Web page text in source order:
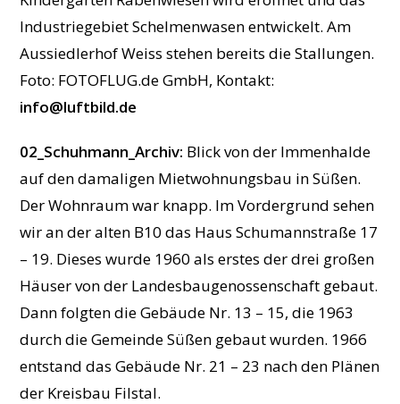
Industriegebiet Schelmenwasen entwickelt. Am
Aussiedlerhof Weiss stehen bereits die Stallungen.
Foto: FOTOFLUG.de GmbH, Kontakt:
info@luftbild.de
02_Schuhmann_Archiv: Blick von der Immenhalde
auf den damaligen Mietwohnungsbau in Süßen.
Der Wohnraum war knapp. Im Vordergrund sehen
wir an der alten B10 das Haus Schumannstraße 17
– 19. Dieses wurde 1960 als erstes der drei großen
Häuser von der Landesbaugenossenschaft gebaut.
Dann folgten die Gebäude Nr. 13 – 15, die 1963
durch die Gemeinde Süßen gebaut wurden. 1966
entstand das Gebäude Nr. 21 – 23 nach den Plänen
der Kreisbau Filstal.